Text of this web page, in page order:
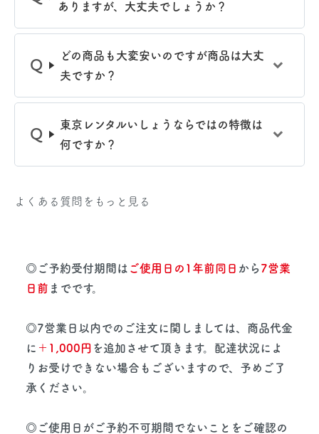
ありますが、大丈夫でしょうか？
どの商品も大変安いのですが商品は大丈
夫ですか？
東京レンタルいしょうならではの特徴は
何ですか？
よくある質問をもっと見る
◎ご予約受付期間は ご使用日の1年前同日 から7営業
日前 までです。
◎7営業日以内でのご注文に関しましては、商品代金
に ＋1,000円 を追加させて頂きます。配達状況によ
りお受けできない場合もございますので、予めご了
承ください。
◎ご使用日がご予約不可期間でないことをご確認の